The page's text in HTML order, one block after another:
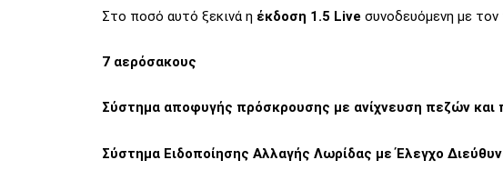
Στο ποσό αυτό ξεκινά η έκδοση 1.5 Live συνοδευόμενη με
7 αερόσακους
Σύστημα αποφυγής πρόσκρουσης με ανίχνευση πεζών και
Σύστημα Ειδοποίησης Αλλαγής Λωρίδας με Έλεγχο